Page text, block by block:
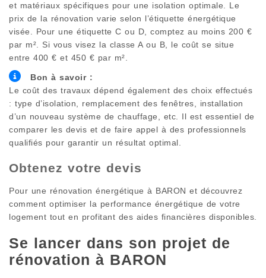
et matériaux spécifiques pour une isolation optimale. Le
prix de la rénovation varie selon l’étiquette énergétique
visée. Pour une étiquette C ou D, comptez au moins 200 €
par m². Si vous visez la classe A ou B, le coût se situe
entre 400 € et 450 € par m².
Bon à savoir :
Le coût des travaux dépend également des choix effectués
: type d’isolation, remplacement des fenêtres, installation
d’un nouveau système de chauffage, etc. Il est essentiel de
comparer les devis et de faire appel à des professionnels
qualifiés pour garantir un résultat optimal.
Obtenez votre devis
Pour une rénovation énergétique à BARON et découvrez
comment optimiser la performance énergétique de votre
logement tout en profitant des aides financières disponibles.
Se lancer dans son projet de
rénovation à BARON